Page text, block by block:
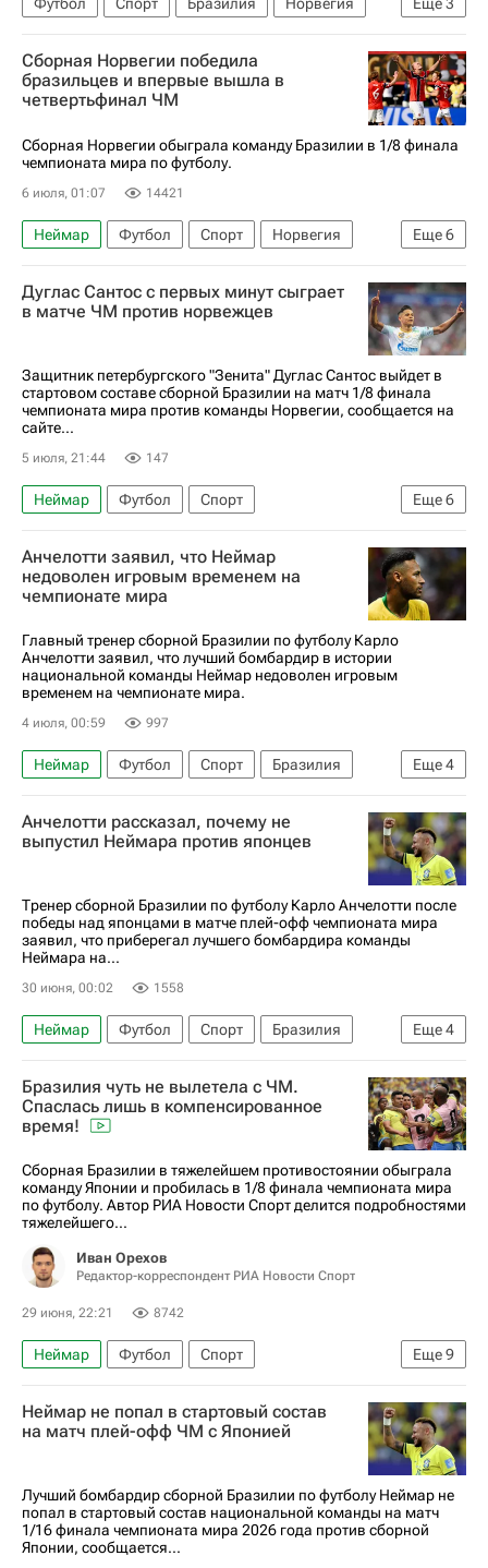
Нью-Йорк (город)
Пеле
ЧМ по футболу 2026
Сборная Норвегии победила
бразильцев и впервые вышла в
четвертьфинал ЧМ
Сборная Норвегии обыграла команду Бразилии в 1/8 финала
чемпионата мира по футболу.
6 июля, 01:07 14421
Еще6
Неймар Футбол Спорт
Норвегия
Эрлинг Холанд
Бразилия
Зенит
Килиан Мбаппе
ЧМ по футболу 2026
Дуглас Сантос с первых минут сыграет
в матче ЧМ против норвежцев
Защитник петербургского "Зенита" Дуглас Сантос выйдет в
стартовом составе сборной Бразилии на матч 1/8 финала
чемпионата мира против команды Норвегии, сообщается на
сайте...
5 июля, 21:44 147
Еще6
Неймар Футбол
Спорт
Международная федерация футбола (ФИФА)
ЧМ по футболу 2026
Данило
Дуглас Сантос
Алиссон
Анчелотти заявил, что Неймар
недоволен игровым временем на
чемпионате мира
Главный тренер сборной Бразилии по футболу Карло
Анчелотти заявил, что лучший бомбардир в истории
национальной команды Неймар недоволен игровым
временем на чемпионате мира.
4 июля, 00:59 997
Еще4
Неймар Футбол Спорт
Бразилия
США
Марокко
Карло Анчелотти
ЧМ по футболу 2026
Анчелотти рассказал, почему не
выпустил Неймара против японцев
Тренер сборной Бразилии по футболу Карло Анчелотти после
победы над японцами в матче плей-офф чемпионата мира
заявил, что приберегал лучшего бомбардира команды
Неймара на...
30 июня, 00:02 1558
Еще4
Неймар Футбол Спорт
Бразилия
США
Хьюстон
Карло Анчелотти
ЧМ по футболу 2026
Бразилия чуть не вылетела с ЧМ.
Спаслась лишь в компенсированное
время!
Сборная Бразилии в тяжелейшем противостоянии обыграла
команду Японии и пробилась в 1/8 финала чемпионата мира
по футболу. Автор РИА Новости Спорт делится подробностями
тяжелейшего...
Иван Орехов
Редактор-корреспондент РИА Новости Спорт
29 июня, 22:21 8742
Еще9
Неймар Футбол
Спорт
Авторы РИА Новости Спорт
Материалы РИА Спорт
Винисиус Жуниор
Карло Анчелотти
Япония
Габриэл Мартинелли
Габриэл
Неймар не попал в стартовый состав
на матч плей-офф ЧМ с Японией
Лучший бомбардир сборной Бразилии по футболу Неймар не
попал в стартовый состав национальной команды на матч
1/16 финала чемпионата мира 2026 года против сборной
Японии, сообщается...